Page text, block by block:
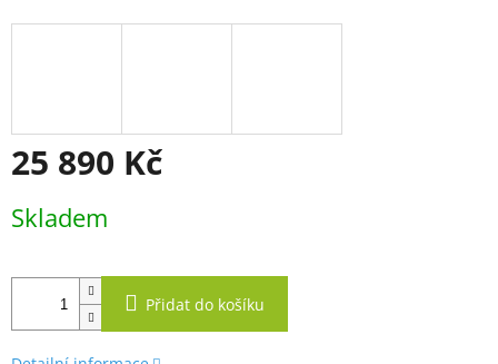
25 890 Kč
cena:
Skladem
Přidat do košíku